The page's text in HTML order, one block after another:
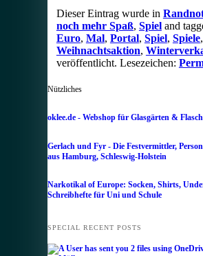
Dieser Eintrag wurde in
noch mehr Spaß, Spieland
Euro, Mal, Portal, Spiel, Spiele,
Weihnachtsaktion,
veröffentlicht. Lesezeichen:
Nützliches
oklee.de - Webshop für Glasgärten &
Gerlach und Fyr - Die Festvermittler,
aus Hamburg, Schleswig-Holstein
Narkotikal of Europe: Socken, Shirts,
Schreibhefte für Uni und Schule
SPECIAL RECENT POSTS